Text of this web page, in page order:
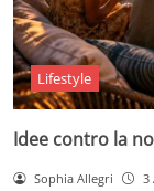
Lifestyle
Idee contro la
Sophia Allegri 3